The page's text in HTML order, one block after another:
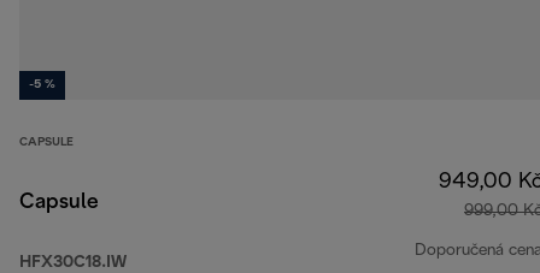
-5 %
CAPSULE
Capsule
HFX30C18.IW
949,00
999,00
Doporučená